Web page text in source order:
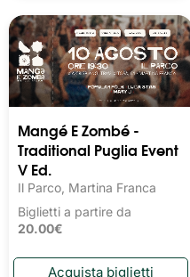
Mangé E Zombé -
Traditional Puglia Event
V Ed.
Il Parco, Martina Franca
Biglietti a partire da
20.00€